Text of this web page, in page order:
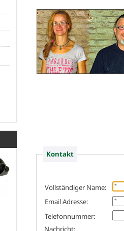
Kontakt
Vollständiger Name:
Email Adresse:
Telefonnummer:
Nachricht: